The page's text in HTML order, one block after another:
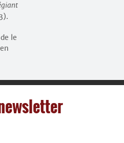
le